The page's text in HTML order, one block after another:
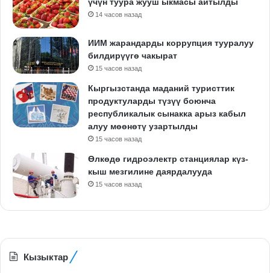
14 часов назад
ИИМ жарандарды коррупция тууралуу
билдирүүгө чакырат
15 часов назад
Кыргызстанда маданий туристтик
продуктуларды түзүү боюнча
республикалык сынакка арыз кабыл
алуу мөөнөтү узартылды
15 часов назад
Өлкөдө гидроэлектр станциялар күз-
кыш мезгилине даярдалууда
15 часов назад
Кызыктар